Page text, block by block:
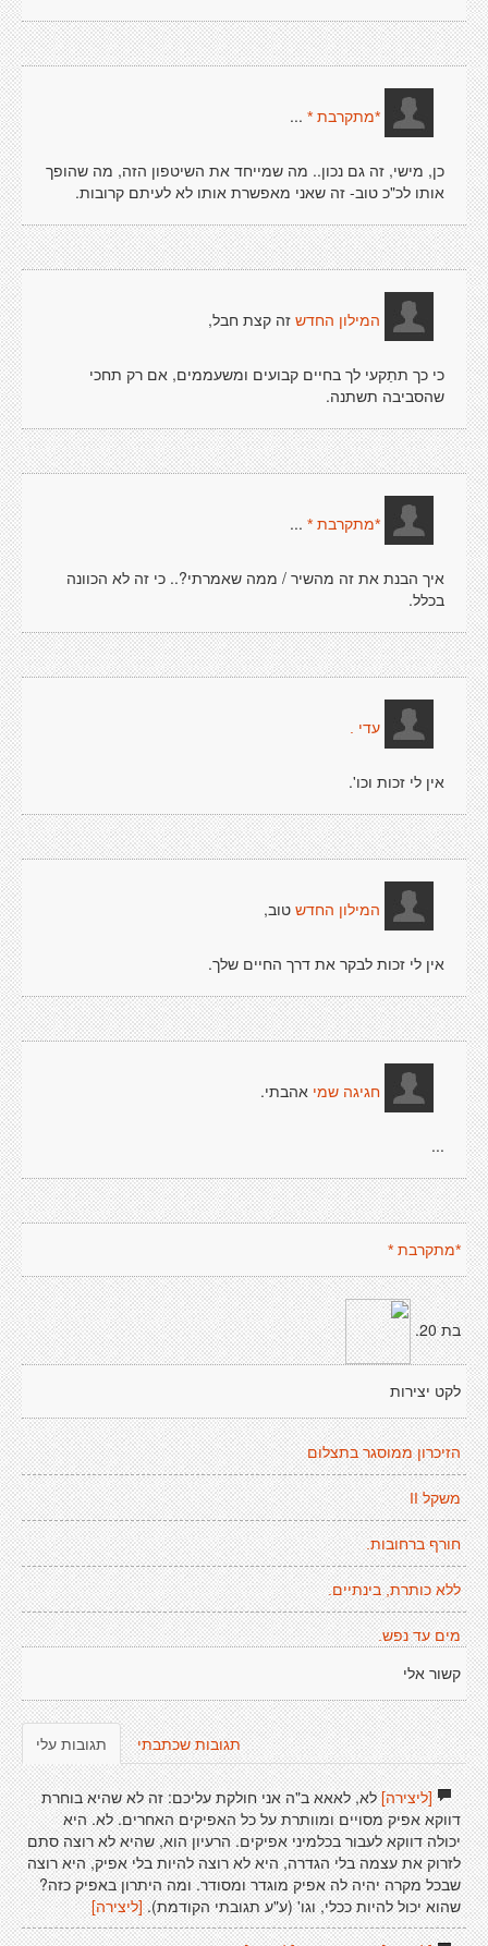
*מתקרבת * ...
כן, מישי, זה גם נכון.. מה שמייחד את השיטפון הזה, מה שהופך
אותו לכ"כ טוב- זה שאני מאפשרת אותו לא לעיתם קרובות.
המילון החדש זה קצת חבל,
כי כך תתַקעי לך בחיים קבועים ומשעממים, אם רק תחכי
שהסביבה תשתנה.
*מתקרבת * ...
איך הבנת את זה מהשיר / ממה שאמרתי?.. כי זה לא הכוונה
בכלל.
עדי .
אין לי זכות וכו'.
המילון החדש טוב,
אין לי זכות לבקר את דרך החיים שלך.
חגיגה שמי אהבתי.
...
*מתקרבת *
בת 20.
לקט יצירות
הזיכרון ממוסגר בתצלום
משקל II
חורף ברחובות.
ללא כותרת, בינתיים.
מים עד נפש.
קשור אלי
תגובות עלי תגובות שכתבתי
[ליצירה]לא, לאאא ב"ה אני חולקת עליכם: זה לא שהיא בוחרת
דווקא אפיק מסויים ומוותרת על כל האפיקים האחרים. לא. היא
יכולה דווקא לעבור בכלמיני אפיקים. הרעיון הוא, שהיא לא רוצה סתם
לזרוק את עצמה בלי הגדרה, היא לא רוצה להיות בלי אפיק, היא רוצה
שבכל מקרה יהיה לה אפיק מוגדר ומסודר. ומה היתרון באפיק כזה?
שהוא יכול להיות ככלי, וגו' (ע"ע תגובתי הקודמת).[ליצירה]